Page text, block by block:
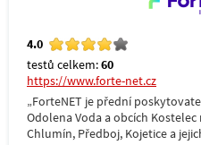
4.0
testů celkem:60
https://www.forte-net.cz
„ForteNET je přední
Odolena Voda a obcích
Chlumín, Předboj, Kojetice a